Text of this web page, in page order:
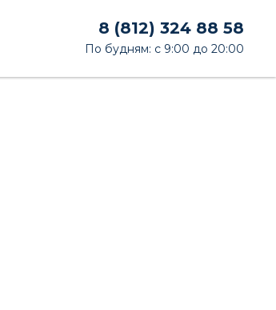
8 (812) 324 88 58
По будням: с 9:00 до 20:00